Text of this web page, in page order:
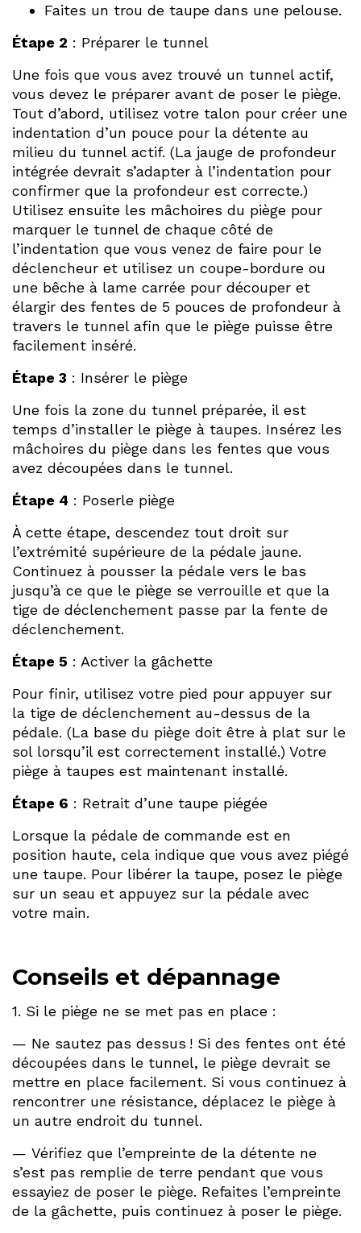
Faites un trou de taupe dans une pelouse.
Étape 2 : Préparer le tunnel
Une fois que vous avez trouvé un tunnel actif,
vous devez le préparer avant de poser le piège.
Tout d’abord, utilisez votre talon pour créer une
indentation d’un pouce pour la détente au
milieu du tunnel actif. (La jauge de profondeur
intégrée devrait s’adapter à l’indentation pour
confirmer que la profondeur est correcte.)
Utilisez ensuite les mâchoires du piège pour
marquer le tunnel de chaque côté de
l’indentation que vous venez de faire pour le
déclencheur et utilisez un coupe-bordure ou
une bêche à lame carrée pour découper et
élargir des fentes de 5 pouces de profondeur à
travers le tunnel afin que le piège puisse être
facilement inséré.
Étape 3 : Insérer le piège
Une fois la zone du tunnel préparée, il est
temps d’installer le piège à taupes. Insérez les
mâchoires du piège dans les fentes que vous
avez découpées dans le tunnel.
Étape 4 : Poserle piège
À cette étape, descendez tout droit sur
l’extrémité supérieure de la pédale jaune.
Continuez à pousser la pédale vers le bas
jusqu’à ce que le piège se verrouille et que la
tige de déclenchement passe par la fente de
déclenchement.
Étape 5 : Activer la gâchette
Pour finir, utilisez votre pied pour appuyer sur
la tige de déclenchement au-dessus de la
pédale. (La base du piège doit être à plat sur le
sol lorsqu’il est correctement installé.) Votre
piège à taupes est maintenant installé.
Étape 6 : Retrait d’une taupe piégée
Lorsque la pédale de commande est en
position haute, cela indique que vous avez piégé
une taupe. Pour libérer la taupe, posez le piège
sur un seau et appuyez sur la pédale avec
votre main.
Conseils et dépannage
1. Si le piège ne se met pas en place :
— Ne sautez pas dessus ! Si des fentes ont été
découpées dans le tunnel, le piège devrait se
mettre en place facilement. Si vous continuez à
rencontrer une résistance, déplacez le piège à
un autre endroit du tunnel.
— Vérifiez que l’empreinte de la détente ne
s’est pas remplie de terre pendant que vous
essayiez de poser le piège. Refaites l’empreinte
de la gâchette, puis continuez à poser le piège.